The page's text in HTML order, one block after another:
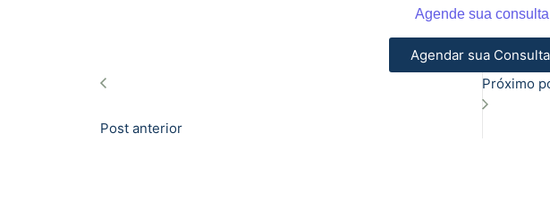
Agende sua consulta
Agendar sua
Post anterior
Próximo